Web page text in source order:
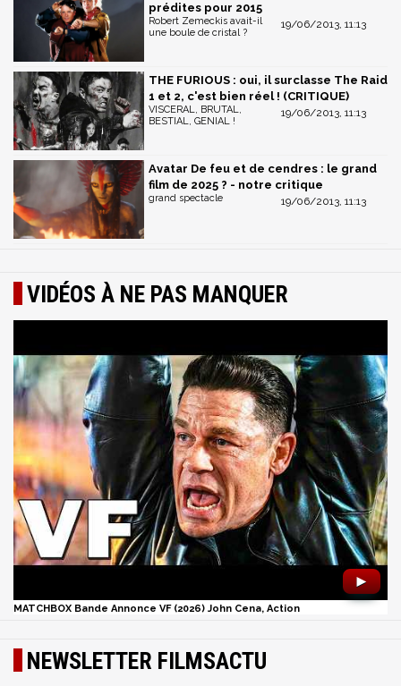
prédites pour 2015
19/06/2013, 11:13
Robert Zemeckis avait-il
une boule de cristal ?
THE FURIOUS : oui, il surclasse The Raid
1 et 2, c'est bien réel ! (CRITIQUE)
19/06/2013, 11:13
VISCERAL, BRUTAL,
BESTIAL, GENIAL !
Avatar De feu et de cendres : le grand
film de 2025 ? - notre critique
19/06/2013, 11:13
grand spectacle
VIDÉOS À NE PAS MANQUER
►
MATCHBOX Bande Annonce VF (2026) John Cena, Action
NEWSLETTER FILMSACTU